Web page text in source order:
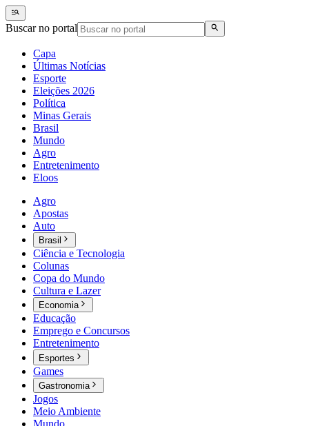
Buscar no portal
Capa
Últimas Notícias
Esporte
Eleições 2026
Política
Minas Gerais
Brasil
Mundo
Agro
Entretenimento
Eloos
Agro
Apostas
Auto
Brasil
Ciência e Tecnologia
Colunas
Copa do Mundo
Cultura e Lazer
Economia
Educação
Emprego e Concursos
Entretenimento
Esportes
Games
Gastronomia
Jogos
Meio Ambiente
Mundo